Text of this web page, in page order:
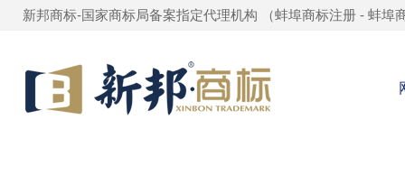
新邦商标-国家商标局备案指定代理机构 （蚌埠商标注册 - 蚌埠